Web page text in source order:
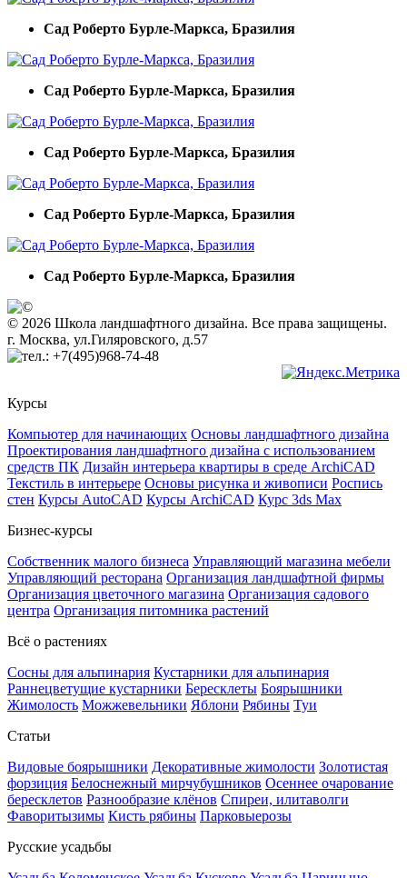
Cад Роберто Бурле-Маркса, Бразилия
Cад Роберто Бурле-Маркса, Бразилия
Cад Роберто Бурле-Маркса, Бразилия
Cад Роберто Бурле-Маркса, Бразилия
Cад Роберто Бурле-Маркса, Бразилия
© 2026 Школа ландшафтного дизайна. Все права защищены.
г. Москва, ул.Гиляровского, д.57
+7(495)968-74-48
Курсы
Компьютер для начинающих Основы ландшафтного дизайна
Проектирования ландшафтного дизайна с использованием
средств ПК Дизайн интерьера квартиры в среде ArchiCAD
Текстиль в интерьере Основы рисунка и живописи Роспись
стен Курсы AutoCAD Курсы ArchiCAD Курс 3ds Max
Бизнес-курсы
Собственник малого бизнеса Управляющий магазина мебели
Управляющий ресторана Организация ландшафтной фирмы
Организация цветочного магазина Организация садового
центра Организация питомника растений
Всё о растениях
Сосны для альпинария Кустарники для альпинария
Раннецветущие кустарники Бересклеты Боярышники
Жимолость Можжевельники Яблони Рябины Туи
Статьи
Видовые боярышники Декоративные жимолости Золотистая
форзиция Белоснежный мирчубушников Осеннее очарование
бересклетов Разнообразие клёнов Спиреи, илитаволги
Фаворитызимы Кисть рябины Парковыерозы
Русские усадьбы